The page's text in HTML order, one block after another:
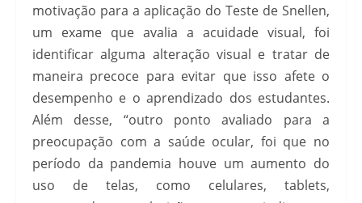
motivação para a aplicação do Teste de Snellen,
um exame que avalia a acuidade visual, foi
identificar alguma alteração visual e tratar de
maneira precoce para evitar que isso afete o
desempenho e o aprendizado dos estudantes.
Além desse, “outro ponto avaliado para a
preocupação com a saúde ocular, foi que no
período da pandemia houve um aumento do
uso de telas, como celulares, tablets,